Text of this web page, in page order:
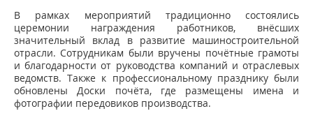
В рамках мероприятий традиционно состоялись
церемонии награждения работников, внёсших
значительный вклад в развитие машиностроительной
отрасли. Сотрудникам были вручены почётные грамоты
и благодарности от руководства компаний и отраслевых
ведомств. Также к профессиональному празднику были
обновлены Доски почёта, где размещены имена и
фотографии передовиков производства.